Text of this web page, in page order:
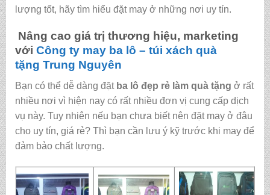
lượng tốt, hãy tìm hiểu đặt may ở những nơi uy tín.
Nâng cao giá trị thương hiệu, marketing
với Công ty may ba lô – túi xách quà
tặng Trung Nguyên
Bạn có thể dễ dàng đặt ba lô đẹp rẻ làm quà tặng ở rất
nhiều nơi vì hiện nay có rất nhiều đơn vị cung cấp dịch
vụ này. Tuy nhiên nếu bạn chưa biết nên đặt may ở đâu
cho uy tín, giá rẻ? Thì bạn cần lưu ý kỹ trước khi may để
đảm bảo chất lượng.